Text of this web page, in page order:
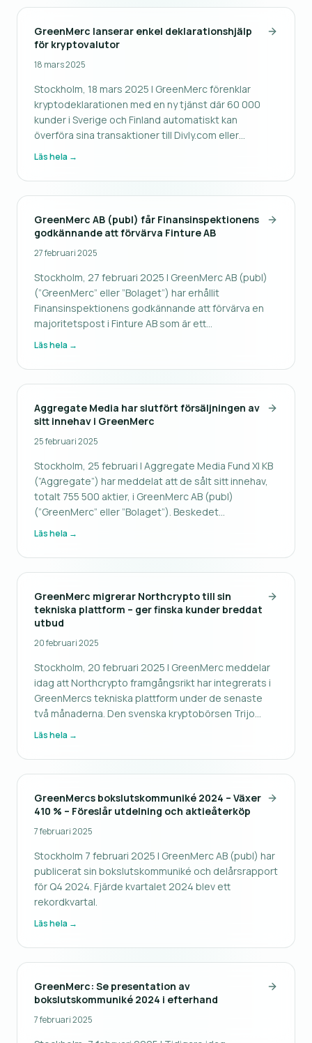
GreenMerc lanserar enkel deklarationshjälp
för kryptovalutor
18 mars 2025
Stockholm, 18 mars 2025 | GreenMerc förenklar
kryptodeklarationen med en ny tjänst där 60 000
kunder i Sverige och Finland automatiskt kan
överföra sina transaktioner till Divly.com eller
Cointracking.info.
Läs hela →
GreenMerc AB (publ) får Finansinspektionens
godkännande att förvärva Finture AB
27 februari 2025
Stockholm, 27 februari 2025 | GreenMerc AB (publ)
(”GreenMerc” eller ”Bolaget”) har erhållit
Finansinspektionens godkännande att förvärva en
majoritetspost i Finture AB som är ett
betalningsinstitut. Förvärvet är ett viktigt steg i
detta beslut får GreenMerc rätten att fö
Läs hela →
Aggregate Media har slutfört försäljningen av
sitt innehav i GreenMerc
25 februari 2025
Stockholm, 25 februari | Aggregate Media Fund XI KB
(”Aggregate”) har meddelat att de sålt sitt innehav,
totalt 755 500 aktier, i GreenMerc AB (publ)
(”GreenMerc” eller ”Bolaget”). Beskedet
bekräftades av en representant från Aggregate den
Aggregate och GreenMerc är avsluta
Läs hela →
GreenMerc migrerar Northcrypto till sin
tekniska plattform – ger finska kunder breddat
utbud
20 februari 2025
Stockholm, 20 februari 2025 | GreenMerc meddelar
idag att Northcrypto framgångsrikt har integrerats i
GreenMercs tekniska plattform under de senaste
två månaderna. Den svenska kryptobörsen Trijo
drivs redan av denna plattform, och i och med
tillgång till samma breda utbu
Läs hela →
GreenMercs bokslutskommuniké 2024 – Växer
410 % – Föreslår utdelning och aktieåterköp
7 februari 2025
Stockholm 7 februari 2025 | GreenMerc AB (publ) har
publicerat sin bokslutskommuniké och delårsrapport
för Q4 2024. Fjärde kvartalet 2024 blev ett
rekordkvartal.
Läs hela →
GreenMerc: Se presentation av
bokslutskommuniké 2024 i efterhand
7 februari 2025